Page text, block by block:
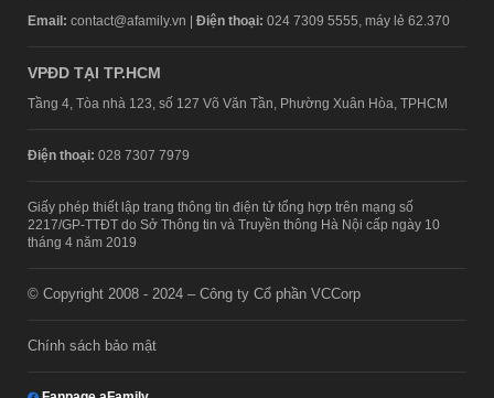
Email: contact@afamily.vn | Điện thoại: 024 7309 5555, máy lẻ 62.370
VPĐD TẠI TP.HCM
Tầng 4, Tòa nhà 123, số 127 Võ Văn Tần, Phường Xuân Hòa, TPHCM
Điện thoại: 028 7307 7979
Giấy phép thiết lập trang thông tin điện tử tổng hợp trên mạng số
2217/GP-TTĐT do Sở Thông tin và Truyền thông Hà Nội cấp ngày 10
tháng 4 năm 2019
© Copyright 2008 - 2024 – Công ty Cổ phần VCCorp
Chính sách bảo mật